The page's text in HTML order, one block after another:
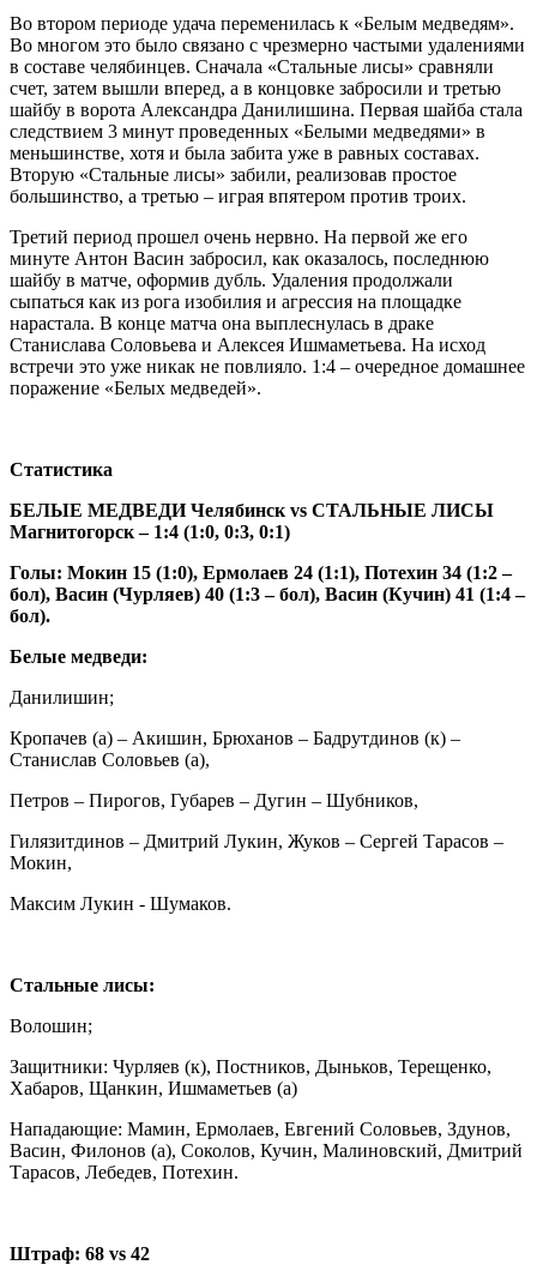
Во втором периоде удача переменилась к «Белым медведям».
Во многом это было связано с чрезмерно частыми удалениями
в составе челябинцев. Сначала «Стальные лисы» сравняли
счет, затем вышли вперед, а в концовке забросили и третью
шайбу в ворота Александра Данилишина. Первая шайба стала
следствием 3 минут проведенных «Белыми медведями» в
меньшинстве, хотя и была забита уже в равных составах.
Вторую «Стальные лисы» забили, реализовав простое
большинство, а третью – играя впятером против троих.
Третий период прошел очень нервно. На первой же его
минуте Антон Васин забросил, как оказалось, последнюю
шайбу в матче, оформив дубль. Удаления продолжали
сыпаться как из рога изобилия и агрессия на площадке
нарастала. В конце матча она выплеснулась в драке
Станислава Соловьева и Алексея Ишмаметьева. На исход
встречи это уже никак не повлияло. 1:4 – очередное домашнее
поражение «Белых медведей».
Статистика
БЕЛЫЕ МЕДВЕДИ Челябинск vs СТАЛЬНЫЕ ЛИСЫ
Магнитогорск – 1:4 (1:0, 0:3, 0:1)
Голы: Мокин 15 (1:0), Ермолаев 24 (1:1), Потехин 34 (1:2 –
бол), Васин (Чурляев) 40 (1:3 – бол), Васин (Кучин) 41 (1:4 –
бол).
Белые медведи:
Данилишин;
Кропачев (а) – Акишин, Брюханов – Бадрутдинов (к) –
Станислав Соловьев (а),
Петров – Пирогов, Губарев – Дугин – Шубников,
Гилязитдинов – Дмитрий Лукин, Жуков – Сергей Тарасов –
Мокин,
Максим Лукин - Шумаков.
Стальные лисы:
Волошин;
Защитники: Чурляев (к), Постников, Дыньков, Терещенко,
Хабаров, Щанкин, Ишмаметьев (а)
Нападающие: Мамин, Ермолаев, Евгений Соловьев, Здунов,
Васин, Филонов (а), Соколов, Кучин, Малиновский, Дмитрий
Тарасов, Лебедев, Потехин.
Штраф: 68 vs 42